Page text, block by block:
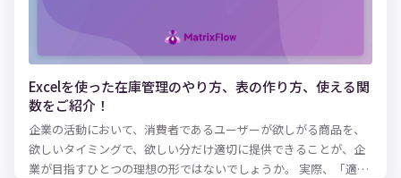
Excelを使った在庫管理のやり方、表の作り方、使える関
数をご紹介！
企業の活動において、消費者であるユーザーが欲しがる商品を、
欲しいタイミングで、欲しい分だけ適切に提供できることが、企
業が目指すひとつの理想の形ではないでしょうか。 実際、「適正